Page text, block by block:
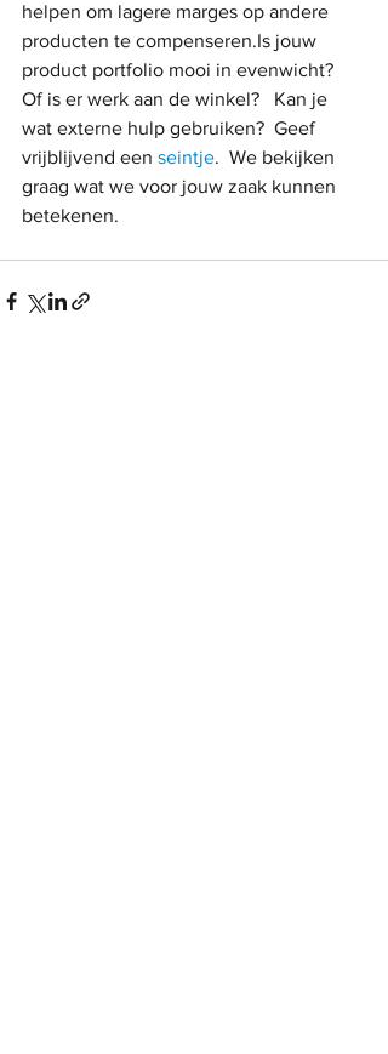
helpen om lagere marges op andere
producten te compenseren.Is jouw
product portfolio mooi in evenwicht?
Of is er werk aan de winkel?   Kan je
wat externe hulp gebruiken?  Geef
vrijblijvend een seintje.  We bekijken
graag wat we voor jouw zaak kunnen
betekenen.